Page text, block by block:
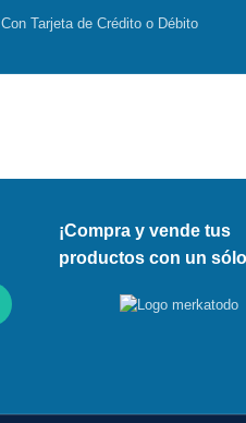
Con Tarjeta de Crédito o Débito
¡Compra y vende tus
productos con un